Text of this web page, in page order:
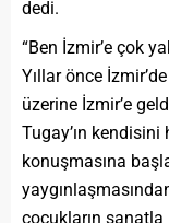
dedi.
“Ben İzmir’e çok
Yıllar önce
üzerine İzmir’e
Tugay’ın
konuşmasına
çocukların